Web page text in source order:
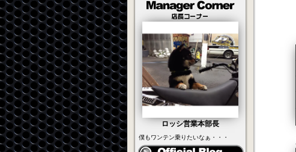
ロッシ営業本部長
僕もワンテン乗りたいなぁ・・・